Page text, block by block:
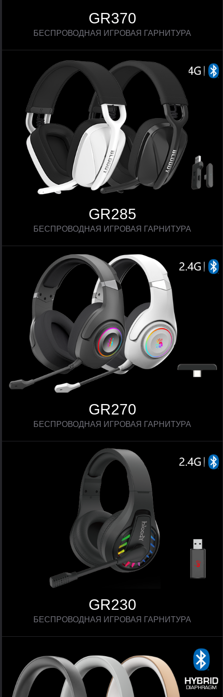
GR370
БЕСПРОВОДНАЯ ИГРОВАЯ ГАРНИТУРА
GR285
БЕСПРОВОДНАЯ ИГРОВАЯ ГАРНИТУРА
GR270
БЕСПРОВОДНАЯ ИГРОВАЯ ГАРНИТУРА
GR230
БЕСПРОВОДНАЯ ИГРОВАЯ ГАРНИТУРА